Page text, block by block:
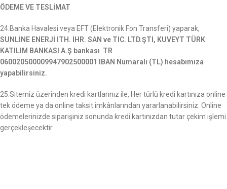
ÖDEME VE TESLİMAT
24.Banka Havalesi veya EFT (Elektronik Fon Transferi) yaparak,
SUNLİNE ENERJİ İTH. İHR. SAN ve TİC. LTD.ŞTİ, KUVEYT TÜRK
KATILIM BANKASI A.Ş bankası TR
060020500009947902500001 IBAN Numaralı (TL) hesabımıza
yapabilirsiniz.
25.Sitemiz üzerinden kredi kartlarınız ile, Her türlü kredi kartınıza online
tek ödeme ya da online taksit imkânlarından yararlanabilirsiniz. Online
ödemelerinizde siparişiniz sonunda kredi kartınızdan tutar çekim işlemi
gerçekleşecektir.